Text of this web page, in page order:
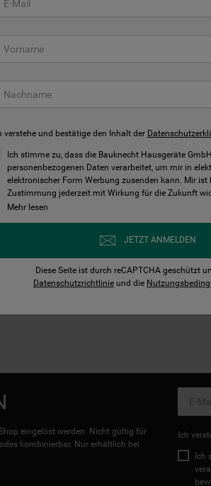
finden und herunterladen
eingelöst werden. Nicht gültig für
kombinierbar. Nur erhältlich bei
Ich
Ich
verstehe und bestätige den Inhalt der
Ich stimme zu, dass die Bauknecht Hausgeräte
personenbezogenen Daten verarbeitet, um mir in
elektronischer Form Werbung zusenden kann. Mir ist
Zustimmung jederzeit mit Wirkung für die Zukunft
Mehr lesen
JETZT ANMELDEN
Diese Seite ist durch reCAPTCHA geschützt
Datenschutzrichtlinie und die